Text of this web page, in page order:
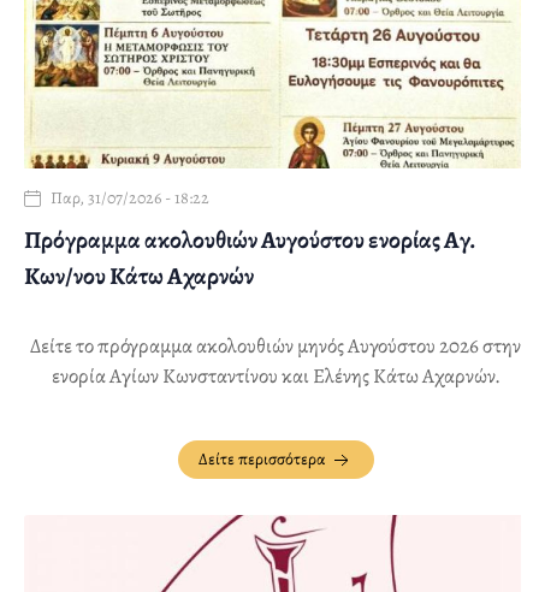
Παρ, 31/07/2026 - 18:22
Πρόγραμμα ακολουθιών Αυγούστου ενορίας Αγ.
Κων/νου Κάτω Αχαρνών
Δείτε το πρόγραμμα ακολουθιών μηνός Αυγούστου 2026 στην
ενορία Αγίων Κωνσταντίνου και Ελένης Κάτω Αχαρνών.
Δείτε περισσότερα